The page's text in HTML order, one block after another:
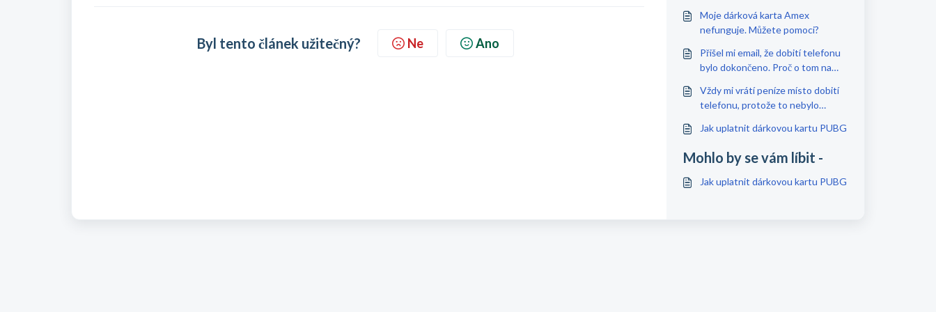
Byl tento článek užitečný? Ne Ano
Moje dárková karta Amex
nefunguje. Můžete pomoci?
Přišel mi email, že dobití telefonu
bylo dokončeno. Proč o tom na
Vždy mi vrátí peníze místo dobití
telefonu, protože to nebylo
Jak uplatnit dárkovou kartu PUBG
Mohlo by se vám líbit -
Jak uplatnit dárkovou kartu PUBG